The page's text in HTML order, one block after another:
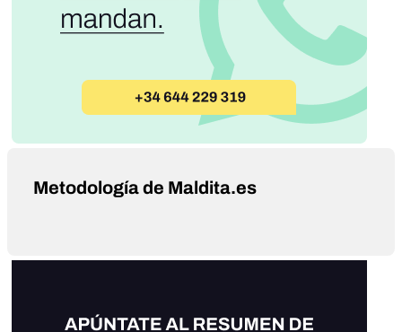
Metodología de Maldita.es